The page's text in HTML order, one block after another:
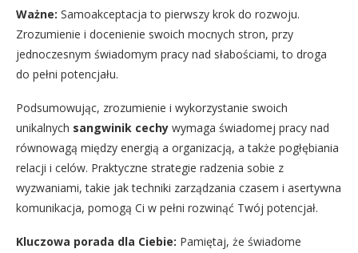
Ważne: Samoakceptacja to pierwszy krok do rozwoju.
Zrozumienie i docenienie swoich mocnych stron, przy
jednoczesnym świadomym pracy nad słabościami, to droga
do pełni potencjału.
Podsumowując, zrozumienie i wykorzystanie swoich
unikalnych sangwinik cechy wymaga świadomej pracy nad
równowagą między energią a organizacją, a także pogłębiania
relacji i celów. Praktyczne strategie radzenia sobie z
wyzwaniami, takie jak techniki zarządzania czasem i asertywna
komunikacja, pomogą Ci w pełni rozwinąć Twój potencjał.
Kluczowa porada dla Ciebie: Pamiętaj, że świadome